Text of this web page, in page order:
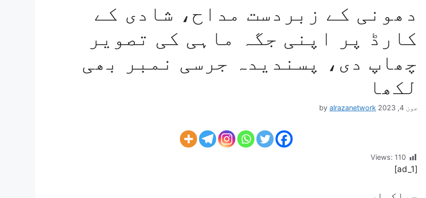
دھونی کے زبردست مداح، شادی کے
کارڈ پر اپنی جگہ ماہی کی تصویر
چھاپ دی، پسندیدہ جرسی نمبر بھی
لکھا
جون 4, 2023 by alrazanetwork
Views: 110
[ad_1]